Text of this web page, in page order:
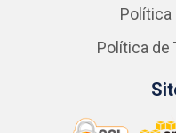
Política
Política de